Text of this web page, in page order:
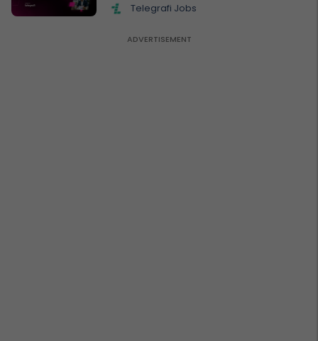
Telegrafi Jobs